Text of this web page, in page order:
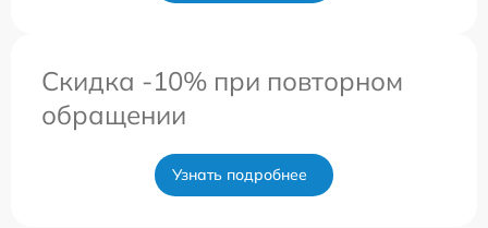
Скидка -10% при повторном
обращении
Узнать подробнее